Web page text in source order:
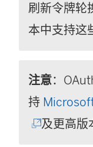
刷新令牌轮
本中支持这
注意：
持
及更高版